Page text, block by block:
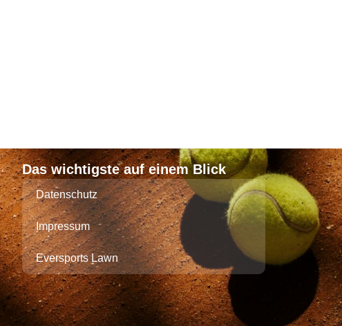
Das wichtigste auf einem Blick
Datenschutz
Impressum
Eversports Lawn